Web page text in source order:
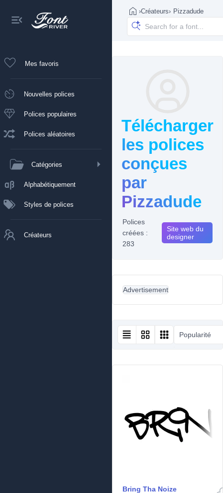
Mes favoris
Nouvelles polices
Polices populaires
Polices aléatoires
Catégories
Alphabétiquement
Styles de polices
Créateurs
›Créateurs› Pizzadude
Télécharger
les polices
conçues
par
Pizzadude
Polices
créées :
283
Site web du
designer
Advertisement
Popularité
Bring Tha Noize